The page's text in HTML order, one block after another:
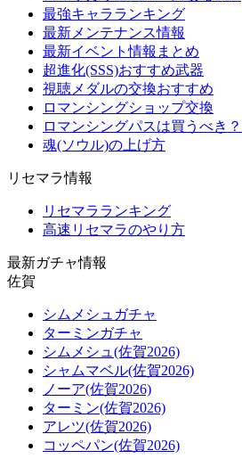
最強キャラランキング
最新メンテナンス情報
最新イベント情報まとめ
超進化(SSS)おすすめ武器
視聴メダルの交換おすすめ
ロマンシングショップ交換
ロマンシングパスは買うべき？
魂(ソウル)の上げ方
リセマラ情報
リセマラランキング
高速リセマラのやり方
最新ガチャ情報
佐賀
シムメシュガチャ
ターミンガチャ
シムメシュ(佐賀2026)
シャムマベル(佐賀2026)
ノーア(佐賀2026)
ターミン(佐賀2026)
アレツ(佐賀2026)
コッペパン(佐賀2026)